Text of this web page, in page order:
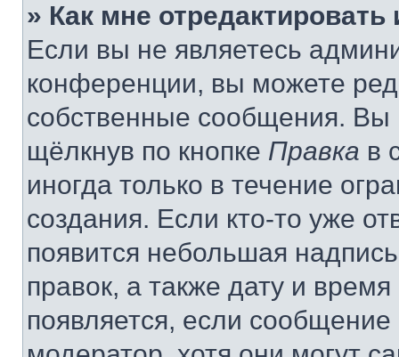
» Как мне
Если вы не являетесь
конференции, вы можете
собственные сообщения. Вы
щёлкнув по кнопке Правка в
иногда только в течение
создания. Если кто-то уже
появится небольшая
правок, а также дату и
появляется, если